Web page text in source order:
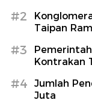
#2
Taipan
#3
Kontrakan
#4
Jumlah
Juta